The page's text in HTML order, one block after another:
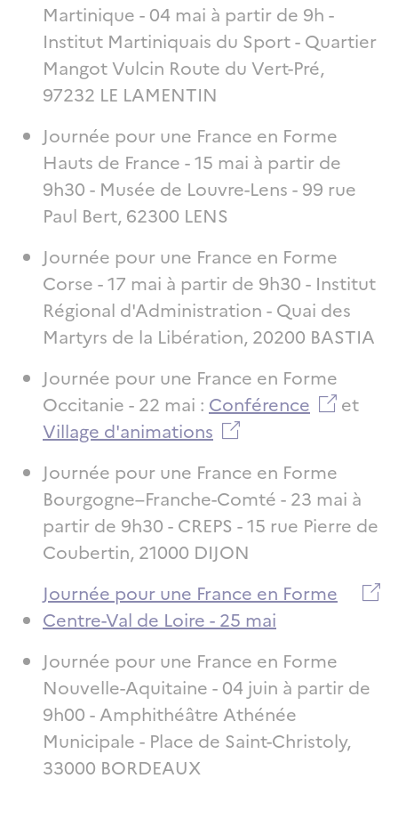
Martinique - 04 mai à partir de 9h -
Institut Martiniquais du Sport - Quartier
Mangot Vulcin Route du Vert-Pré,
97232 LE LAMENTIN
Journée pour une France en Forme
Hauts de France - 15 mai à partir de
9h30 - Musée de Louvre-Lens - 99 rue
Paul Bert, 62300 LENS
Journée pour une France en Forme
Corse - 17 mai à partir de 9h30 - Institut
Régional d'Administration - Quai des
Martyrs de la Libération, 20200 BASTIA
Journée pour une France en Forme
Occitanie - 22 mai : Conférence
et
Village d'animations
Journée pour une France en Forme
Bourgogne–Franche-Comté - 23 mai à
partir de 9h30 - CREPS - 15 rue Pierre de
Coubertin, 21000 DIJON
Journée pour une France en Forme
Centre-Val de Loire - 25 mai
Journée pour une France en Forme
Nouvelle-Aquitaine - 04 juin à partir de
9h00 - Amphithéâtre Athénée
Municipale - Place de Saint-Christoly,
33000 BORDEAUX